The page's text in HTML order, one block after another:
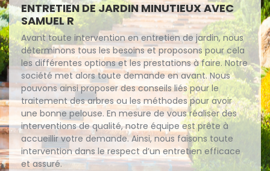
ENTRETIEN DE JARDIN MINUTIEUX AVEC
SAMUEL R
Avant toute intervention en entretien de jardin, nous
déterminons tous les besoins et proposons pour cela
les différentes options et les prestations à faire. Notre
société met alors toute demande en avant. Nous
pouvons ainsi proposer des conseils liés pour le
traitement des arbres ou les méthodes pour avoir
une bonne pelouse. En mesure de vous réaliser des
interventions de qualité, notre équipe est prête à
accueillir votre demande. Ainsi, nous faisons toute
intervention dans le respect d’un entretien efficace
et assuré.